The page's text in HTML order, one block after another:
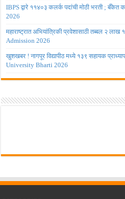
IBPS द्वारे ११४०३ कलर्क पदांची मोठी भरती ; बँकेत
2026
महाराष्ट्रात अभियांत्रिकी प्रवेशासाठी तब्बल २
Admission 2026
खुशखबर ! नागपूर विद्यापीठ मध्ये १३९ सहायक
University Bharti 2026